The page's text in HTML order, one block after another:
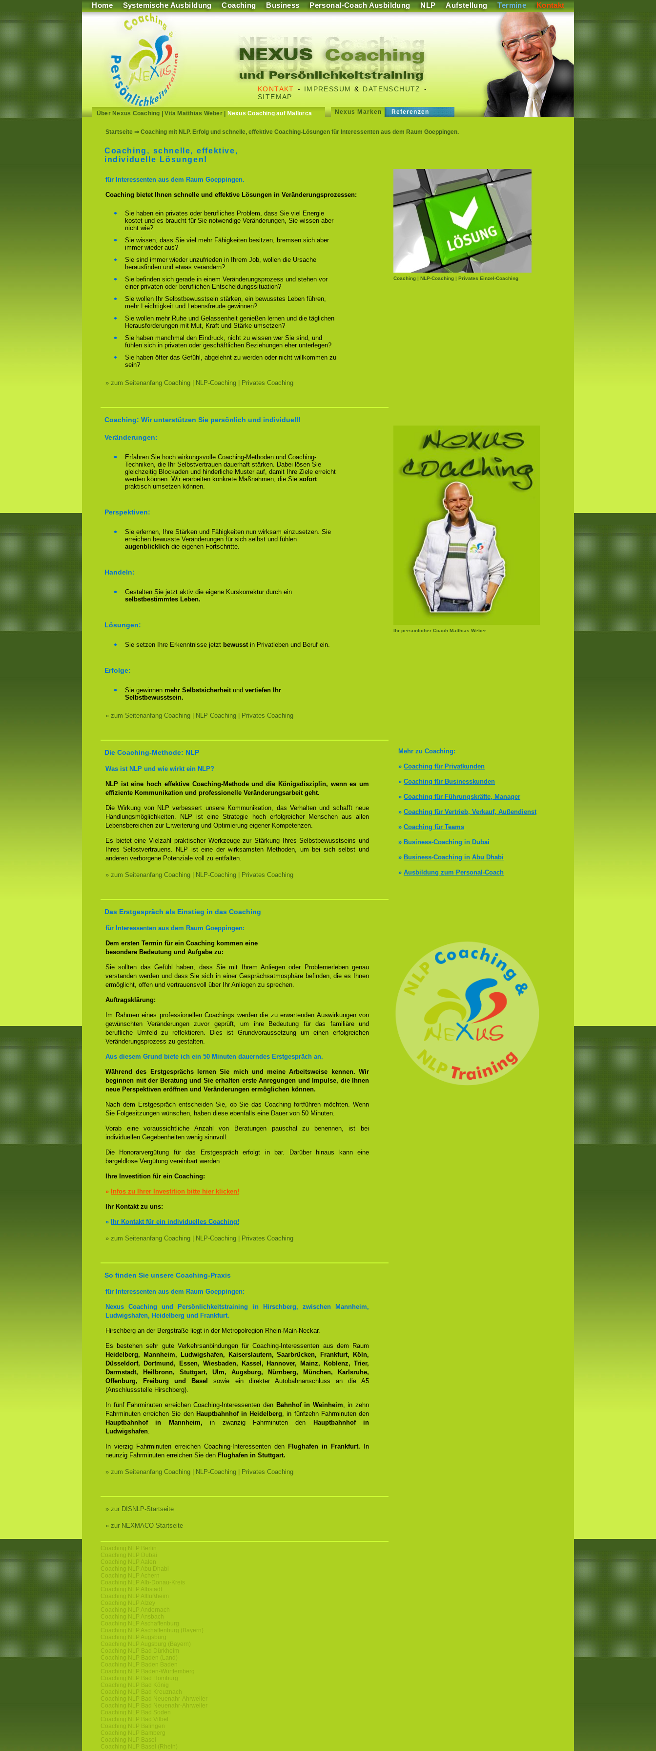
Home Systemische Ausbildung Coaching Business Personal-Coach Ausbildung NLP Aufstellung Termine Kontakt
KONTAKT - IMPRESSUM & DATENSCHUTZ
-
SITEMAP
Über Nexus Coaching |Vita Matthias Weber| Nexus Coaching auf Mallorca Nexus Marken Referenzen
Startseite ⇒ Coaching mit NLP. Erfolg und schnelle, effektive Coaching-Lösungen für Interessenten aus dem Raum Goeppingen.
Coaching, schnelle, effektive,
individuelle Lösungen!
Coaching | NLP-Coaching | Privates Einzel-Coaching
für Interessenten aus dem Raum Goeppingen.
Coaching bietet Ihnen schnelle und effektive Lösungen in Veränderungsprozessen:
Sie haben ein privates oder berufliches Problem, dass Sie viel Energie
kostet und es braucht für Sie notwendige Veränderungen, Sie wissen aber
nicht wie?
Sie wissen, dass Sie viel mehr Fähigkeiten besitzen, bremsen sich aber
immer wieder aus?
Sie sind immer wieder unzufrieden in Ihrem Job, wollen die Ursache
herausfinden und etwas verändern?
Sie befinden sich gerade in einem Veränderungsprozess und stehen vor
einer privaten oder beruflichen Entscheidungssituation?
Sie wollen Ihr Selbstbewusstsein stärken, ein bewusstes Leben führen,
mehr Leichtigkeit und Lebensfreude gewinnen?
Sie wollen mehr Ruhe und Gelassenheit genießen lernen und die täglichen
Herausforderungen mit Mut, Kraft und Stärke umsetzen?
Sie haben manchmal den Eindruck, nicht zu wissen wer Sie sind, und
fühlen sich in privaten oder geschäftlichen Beziehungen eher unterlegen?
Sie haben öfter das Gefühl, abgelehnt zu werden oder nicht willkommen zu
sein?
» zum Seitenanfang Coaching | NLP-Coaching | Privates Coaching
Coaching: Wir unterstützen Sie persönlich und individuell!
Ihr persönlicher Coach Matthias Weber
Veränderungen:
Erfahren Sie hoch wirkungsvolle Coaching-Methoden und Coaching-
Techniken, die Ihr Selbstvertrauen dauerhaft stärken. Dabei lösen Sie
gleichzeitig Blockaden und hinderliche Muster auf, damit Ihre Ziele erreicht
werden können. Wir erarbeiten konkrete Maßnahmen, die Sie sofort
praktisch umsetzen können.
Perspektiven:
Sie erlernen, Ihre Stärken und Fähigkeiten nun wirksam einzusetzen. Sie
erreichen bewusste Veränderungen für sich selbst und fühlen
augenblicklich die eigenen Fortschritte.
Handeln:
Gestalten Sie jetzt aktiv die eigene Kurskorrektur durch ein
selbstbestimmtes Leben.
Lösungen:
Sie setzen Ihre Erkenntnisse jetzt bewusstin Privatleben und Beruf ein.
Erfolge:
Sie gewinnen mehr Selbstsicherheitund vertiefen Ihr
Selbstbewusstsein.
» zum Seitenanfang Coaching | NLP-Coaching | Privates Coaching
Mehr zu Coaching:
» Coaching für Privatkunden
» Coaching für Businesskunden
» Coaching für Führungskräfte, Manager
» Coaching für Vertrieb, Verkauf, Außendienst
» Coaching für Teams
» Business-Coaching in Dubai
» Business-Coaching in Abu Dhabi
» Ausbildung zum Personal-Coach
Die Coaching-Methode: NLP
Was ist NLP und wie wirkt ein NLP?
NLP ist eine hoch effektive Coaching-Methode und die Königsdisziplin, wenn es um
effiziente Kommunikation und professionelle Veränderungsarbeit geht.
Die Wirkung von NLP verbessert unsere Kommunikation, das Verhalten und schafft neue
Handlungsmöglichkeiten. NLP ist eine Strategie hoch erfolgreicher Menschen aus allen
Lebensbereichen zur Erweiterung und Optimierung eigener Kompetenzen.
Es bietet eine Vielzahl praktischer Werkzeuge zur Stärkung Ihres Selbstbewusstseins und
Ihres Selbstvertrauens. NLP ist eine der wirksamsten Methoden, um bei sich selbst und
anderen verborgene Potenziale voll zu entfalten.
» zum Seitenanfang Coaching | NLP-Coaching | Privates Coaching
Das Erstgespräch als Einstieg in das Coaching
für Interessenten aus dem Raum Goeppingen:
Dem ersten Termin für ein Coaching kommen eine
besondere Bedeutung und Aufgabe zu:
Sie sollten das Gefühl haben, dass Sie mit Ihrem Anliegen oder Problemerleben genau
verstanden werden und dass Sie sich in einer Gesprächsatmosphäre befinden, die es Ihnen
ermöglicht, offen und vertrauensvoll über Ihr Anliegen zu sprechen.
Auftragsklärung:
Im Rahmen eines professionellen Coachings werden die zu erwartenden Auswirkungen von
gewünschten Veränderungen zuvor geprüft, um ihre Bedeutung für das familiäre und
berufliche Umfeld zu reflektieren. Dies ist Grundvoraussetzung um einen erfolgreichen
Veränderungsprozess zu gestalten.
Aus diesem Grund biete ich ein 50 Minuten dauerndes Erstgespräch an.
Während des Erstgesprächs lernen Sie mich und meine Arbeitsweise kennen. Wir
beginnen mit der Beratung und Sie erhalten erste Anregungen und Impulse, die Ihnen
neue Perspektiven eröffnen und Veränderungen ermöglichen können.
Nach dem Erstgespräch entscheiden Sie, ob Sie das Coaching fortführen möchten. Wenn
Sie Folgesitzungen wünschen, haben diese ebenfalls eine Dauer von 50 Minuten.
Vorab eine voraussichtliche Anzahl von Beratungen pauschal zu benennen, ist bei
individuellen Gegebenheiten wenig sinnvoll.
Die Honorarvergütung für das Erstgespräch erfolgt in bar. Darüber hinaus kann eine
bargeldlose Vergütung vereinbart werden.
Ihre Investition für ein Coaching:
» Infos zu Ihrer Investition bitte hier klicken!
Ihr Kontakt zu uns:
» Ihr Kontakt für ein individuelles Coaching!
» zum Seitenanfang Coaching | NLP-Coaching | Privates Coaching
So finden Sie unsere Coaching-Praxis
für Interessenten aus dem Raum Goeppingen:
Nexus Coaching und Persönlichkeitstraining in Hirschberg, zwischen Mannheim,
Ludwigshafen, Heidelberg und Frankfurt.
Hirschberg an der Bergstraße liegt in der Metropolregion Rhein-Main-Neckar.
Es bestehen sehr gute Verkehrsanbindungen für Coaching-Interessenten aus dem Raum
Heidelberg, Mannheim, Ludwigshafen, Kaiserslautern, Saarbrücken, Frankfurt, Köln,
Düsseldorf, Dortmund, Essen, Wiesbaden, Kassel, Hannover, Mainz, Koblenz, Trier,
Darmstadt, Heilbronn, Stuttgart, Ulm, Augsburg, Nürnberg, München, Karlsruhe,
Offenburg, Freiburg und Basel
sowie ein direkter Autobahnanschluss an die A5
(Anschlussstelle Hirschberg).
In fünf Fahrminuten erreichen Coaching-Interessenten den Bahnhof in Weinheim, in zehn
Fahrminuten erreichen Sie den Hauptbahnhof in Heidelberg, in fünfzehn Fahrminuten den
Hauptbahnhof in Mannheim, in zwanzig Fahrminuten den
Hauptbahnhof in
Ludwigshafen.
In vierzig Fahrminuten erreichen Coaching-Interessenten den Flughafen in Frankfurt.
In
neunzig Fahrminuten erreichen Sie den Flughafen in Stuttgart.
» zum Seitenanfang Coaching | NLP-Coaching | Privates Coaching
» zur DISNLP-Startseite
» zur NEXMACO-Startseite
Coaching NLP Berlin
Coaching NLP Dubai
Coaching NLP Aalen
Coaching NLP Abu Dhabi
Coaching NLP Achern
Coaching NLP Alb-Donau-Kreis
Coaching NLP Albstadt
Coaching NLP Altlußheim
Coaching NLP Alzey
Coaching NLP Andernach
Coaching NLP Ansbach
Coaching NLP Aschaffenburg
Coaching NLP Aschaffenburg (Bayern)
Coaching NLP Augsburg
Coaching NLP Augsburg (Bayern)
Coaching NLP Bad Dürkheim
Coaching NLP Baden (Land)
Coaching NLP Baden Baden
Coaching NLP Baden-Württemberg
Coaching NLP Bad Homburg
Coaching NLP Bad König
Coaching NLP Bad Kreuznach
Coaching NLP Bad Neuenahr-Ahrweiler
Coaching NLP Bad Neuenahr-Ahrweiler
Coaching NLP Bad Soden
Coaching NLP Bad Vilbel
Coaching NLP Balingen
Coaching NLP Bamberg
Coaching NLP Basel
Coaching NLP Basel (Rhein)